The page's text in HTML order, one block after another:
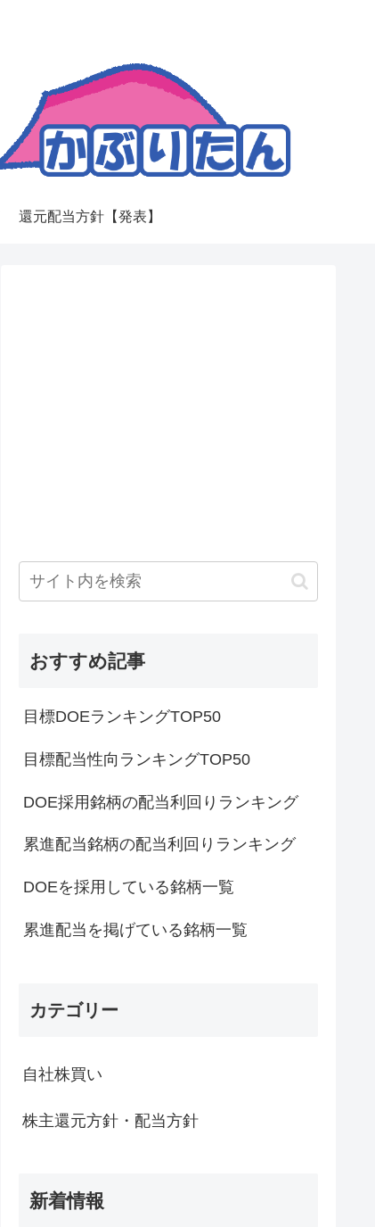
還元配当方針【発表】
おすすめ記事
目標DOEランキングTOP50
目標配当性向ランキングTOP50
DOE採用銘柄の配当利回りランキング
累進配当銘柄の配当利回りランキング
DOEを採用している銘柄一覧
累進配当を掲げている銘柄一覧
カテゴリー
自社株買い
株主還元方針・配当方針
新着情報